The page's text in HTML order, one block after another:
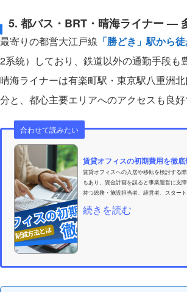
5. 都バス・BRT・晴海ライナー —
最寄りの都営大江戸線 「勝どき」駅から
2系統）しており、鉄道以外の通勤手段
晴海ライナーは有楽町駅・東京駅八重洲
分と、都心主要エリアへのアクセスも良好
合わせて読みたい
賃貸オフィスの初期費用を徹
賃貸オフィスへの入居や移転を検討する
もあり、資金計画を誤ると事業運営に支
持つ総務・施設担当者、経営者、スター
続きを読む